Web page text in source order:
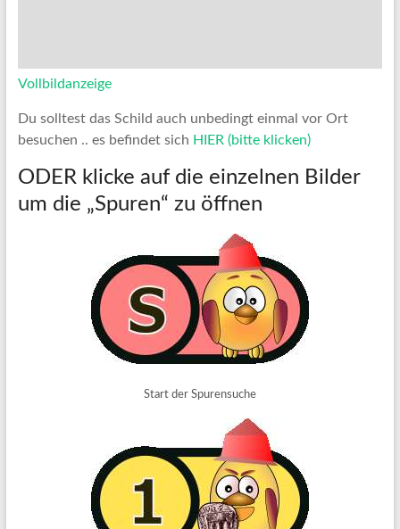
Vollbildanzeige
Du solltest das Schild auch unbedingt einmal vor Ort
besuchen .. es befindet sich HIER (bitte klicken)
ODER klicke auf die einzelnen Bilder
um die „Spuren“ zu öffnen
Start der Spurensuche